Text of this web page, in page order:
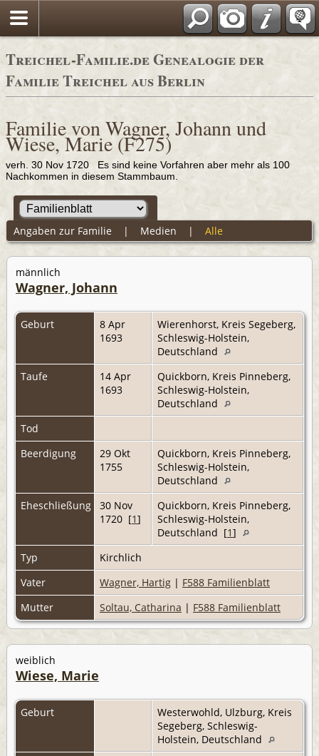
Adressbücher
Treichel-Familie.de Genealogie der
Familie Treichel aus Berlin
Familie von Wagner, Johann und
Wiese, Marie (F275)
verh. 30 Nov 1720 Es sind keine Vorfahren aber mehr als 100
Nachkommen in diesem Stammbaum.
Angaben zur Familie | Medien | Alle
männlich
Wagner, Johann
Geburt
8 Apr
1693
Wierenhorst, Kreis Segeberg,
Schleswig-Holstein,
Deutschland
Taufe
14 Apr
1693
Quickborn, Kreis Pinneberg,
Schleswig-Holstein,
Deutschland
Tod
Beerdigung
29 Okt
1755
Quickborn, Kreis Pinneberg,
Schleswig-Holstein,
Deutschland
Eheschließung
30 Nov
1720 [1]
Quickborn, Kreis Pinneberg,
Schleswig-Holstein,
Deutschland [1]
Typ
Kirchlich
Vater
Wagner, Hartig | F588 Familienblatt
Mutter
Soltau, Catharina | F588 Familienblatt
weiblich
Wiese, Marie
Geburt
Westerwohld, Ulzburg, Kreis
Segeberg, Schleswig-
Holstein, Deutschland